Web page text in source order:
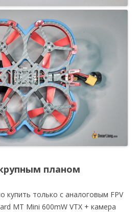
планом
купить только с аналоговым FPV
MT Mini 600mW VTX + камера